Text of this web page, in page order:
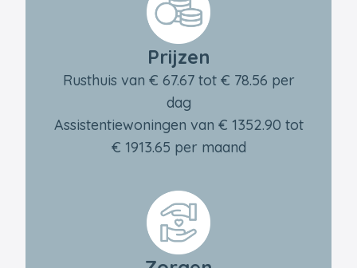
Prijzen
Rusthuis van € 67.67 tot € 78.56 per
dag
Assistentiewoningen van € 1352.90 tot
€ 1913.65 per maand